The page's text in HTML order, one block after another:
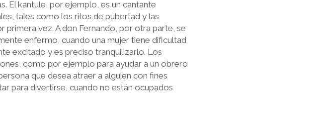
El kantule, por ejemplo, es un cantante
tales como los ritos de pubertad y las
vez. A don Fernando, por otra parte, se
enfermo, cuando una mujer tiene dificultad
excitado y es preciso tranquili­zarlo. Los
como por ejemplo para ayudar a un obrero
que de­sea atraer a alguien con fines
para divertirse, cuando no están ocu­pados